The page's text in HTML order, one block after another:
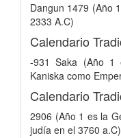
Dangun 1479 (Año
2333 A.C)
Calendario
-931 Saka (Año 1
Kaniska como
2906 (Año 1 es la
judía en el 3760 a.C)